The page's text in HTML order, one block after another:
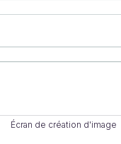
Écran de création d'image